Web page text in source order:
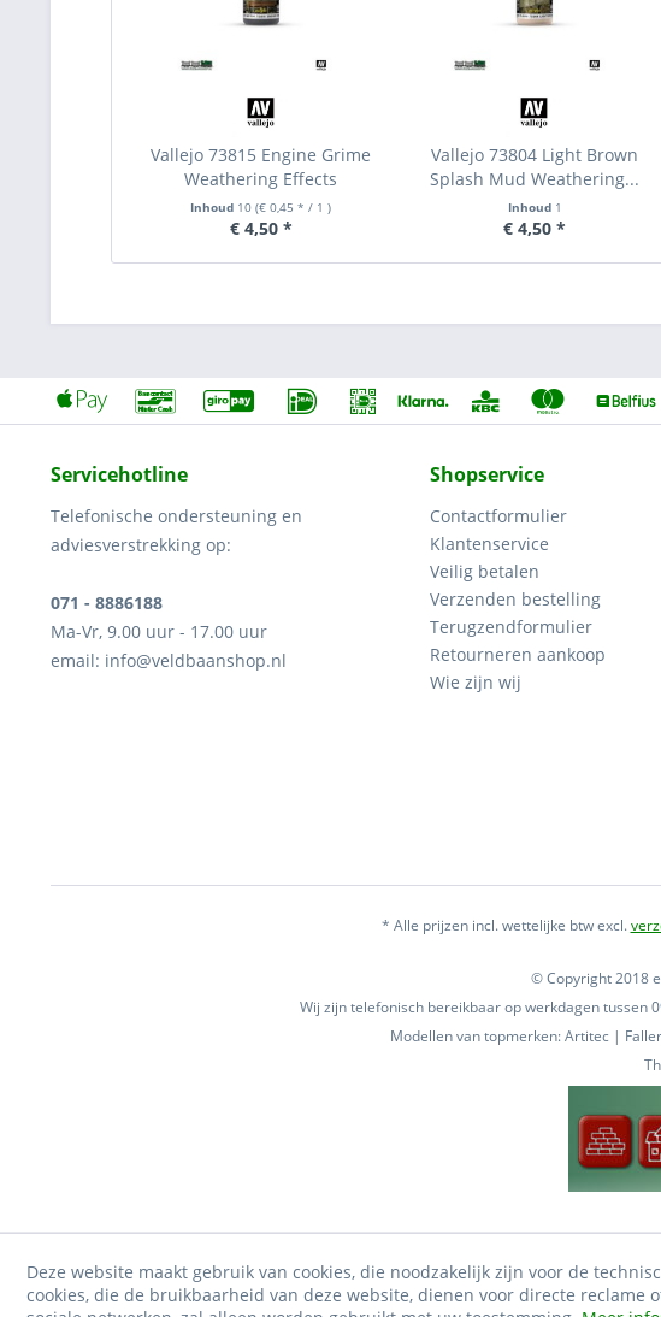
Vallejo 73815 Engine Grime
Weathering Effects
Inhoud 10(€ 0,45 * / 1 )
€ 4,50 *
Vallejo 73804 Light Brown
Splash Mud Weathering...
Inhoud 1
€ 4,50 *
Servicehotline
Telefonische ondersteuning en
adviesverstrekking op:
071 - 8886188
Ma-Vr, 9.00 uur - 17.00 uur
email: info@veldbaanshop.nl
Shopservice
Contactformulier
Klantenservice
Veilig betalen
Verzenden bestelling
Terugzendformulier
Retourneren aankoop
Wie zijn wij
* Alle prijzen incl. wettelijke btw excl.
© Copyright 2018
Wij zijn telefonisch bereikbaar op werkdagen tussen
Modellen van topmerken: Artitec |
Deze website maakt gebruik van cookies, die noodzakelijk zijn voor de
cookies, die de bruikbaarheid van deze website, dienen voor directe